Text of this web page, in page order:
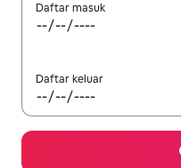
Daftar masuk
Daftar keluar